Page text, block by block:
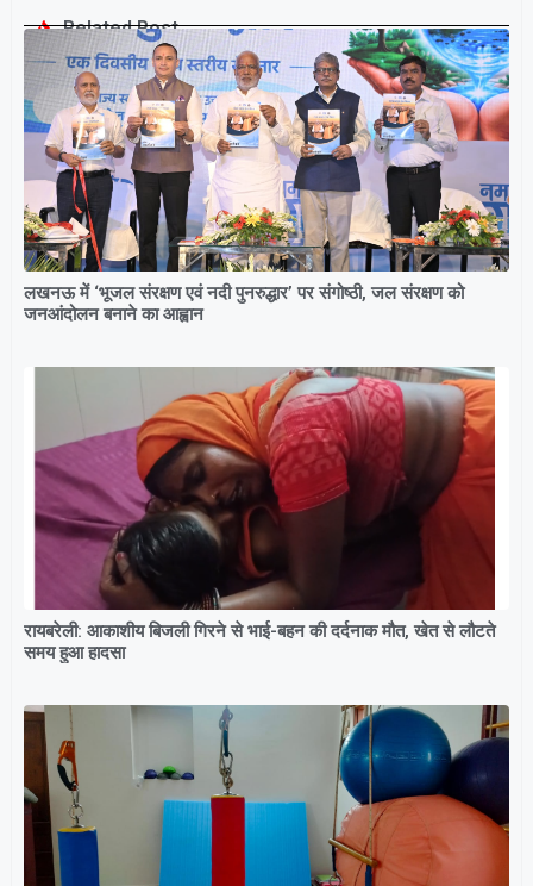
Related Post
लखनऊ में ‘भूजल संरक्षण एवं नदी पुनरुद्धार’ पर संगोष्ठी, जल संरक्षण को
जनआंदोलन बनाने का आह्वान
रायबरेली: आकाशीय बिजली गिरने से भाई-बहन की दर्दनाक मौत, खेत से लौटते
समय हुआ हादसा